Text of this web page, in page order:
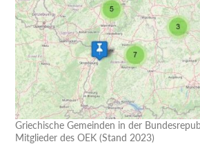
Griechische Gemeinden in der
Mitglieder des OEK (Stand 2023)